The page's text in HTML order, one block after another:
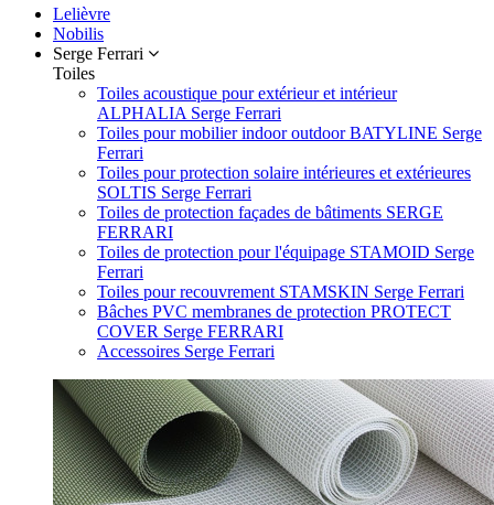
Lelièvre
Nobilis
Serge Ferrari
Toiles
Toiles acoustique pour extérieur et intérieur
ALPHALIA Serge Ferrari
Toiles pour mobilier indoor outdoor BATYLINE Serge
Ferrari
Toiles pour protection solaire intérieures et extérieures
SOLTIS Serge Ferrari
Toiles de protection façades de bâtiments SERGE
FERRARI
Toiles de protection pour l'équipage STAMOID Serge
Ferrari
Toiles pour recouvrement STAMSKIN Serge Ferrari
Bâches PVC membranes de protection PROTECT
COVER Serge FERRARI
Accessoires Serge Ferrari